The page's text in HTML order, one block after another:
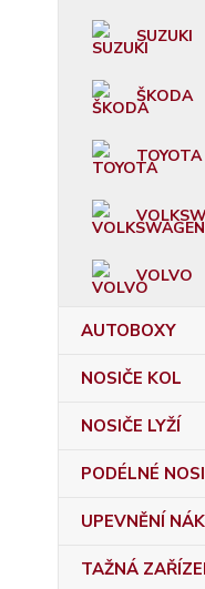
SUZUKI
ŠKODA
TOYOTA
VOLVO
AUTOBOXY
NOSIČE KOL
NOSIČE LYŽÍ
PODÉLNÉ
UPEVNĚNÍ
TAŽNÁ